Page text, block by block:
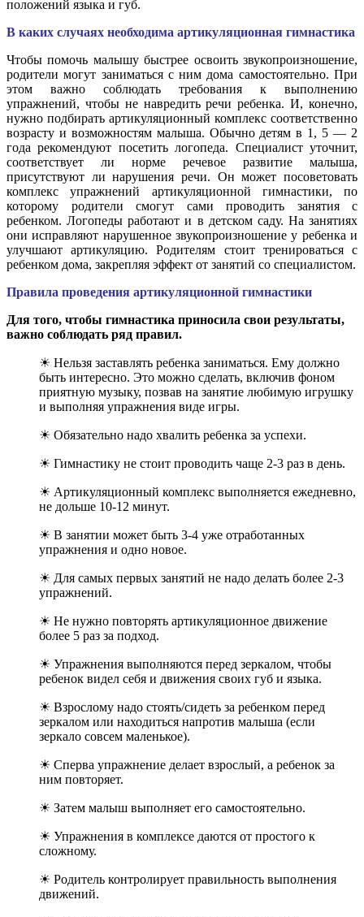
положений языка и губ.
В каких случаях необходима артикуляционная гимнастика
Чтобы помочь малышу быстрее освоить звукопроизношение,
родители могут заниматься с ним дома самостоятельно. При
этом важно соблюдать требования к выполнению
упражнений, чтобы не навредить речи ребенка. И, конечно,
нужно подбирать артикуляционный комплекс соответственно
возрасту и возможностям малыша. Обычно детям в 1, 5 — 2
года рекомендуют посетить логопеда. Специалист уточнит,
соответствует ли норме речевое развитие малыша,
присутствуют ли нарушения речи. Он может посоветовать
комплекс упражнений артикуляционной гимнастики, по
которому родители смогут сами проводить занятия с
ребенком. Логопеды работают и в детском саду. На занятиях
они исправляют нарушенное звукопроизношение у ребенка и
улучшают артикуляцию. Родителям стоит тренироваться с
ребенком дома, закрепляя эффект от занятий со специалистом.
Правила проведения артикуляционной гимнастики
Для того, чтобы гимнастика приносила свои результаты,
важно соблюдать ряд правил.
☀ Нельзя заставлять ребенка заниматься. Ему должно
быть интересно. Это можно сделать, включив фоном
приятную музыку, позвав на занятие любимую игрушку
и выполняя упражнения виде игры.
☀ Обязательно надо хвалить ребенка за успехи.
☀ Гимнастику не стоит проводить чаще 2-3 раз в день.
☀ Артикуляционный комплекс выполняется ежедневно,
не дольше 10-12 минут.
☀ В занятии может быть 3-4 уже отработанных
упражнения и одно новое.
☀ Для самых первых занятий не надо делать более 2-3
упражнений.
☀ Не нужно повторять артикуляционное движение
более 5 раз за подход.
☀ Упражнения выполняются перед зеркалом, чтобы
ребенок видел себя и движения своих губ и языка.
☀ Взрослому надо стоять/сидеть за ребенком перед
зеркалом или находиться напротив малыша (если
зеркало совсем маленькое).
☀ Сперва упражнение делает взрослый, а ребенок за
ним повторяет.
☀ Затем малыш выполняет его самостоятельно.
☀ Упражнения в комплексе даются от простого к
сложному.
☀ Родитель контролирует правильность выполнения
движений.